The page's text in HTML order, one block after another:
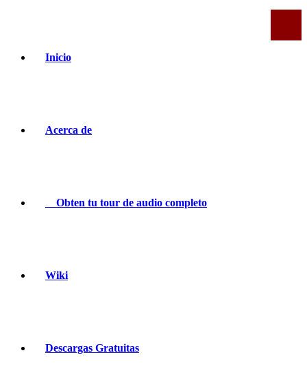
Inicio
Acerca de
Obten tu tour de audio completo
Wiki
Descargas Gratuitas